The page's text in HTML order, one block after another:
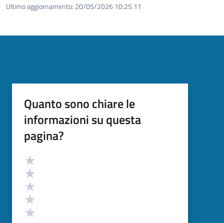
Ultimo aggiornamento: 20/05/2026 10:25.11
Quanto sono chiare le
informazioni su questa
pagina?
Valutazione